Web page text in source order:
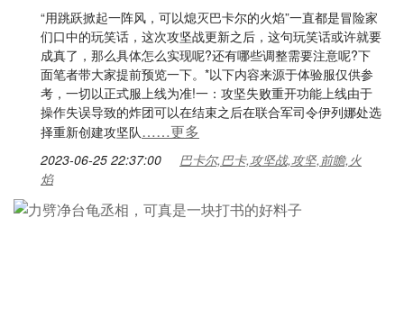
“用跳跃掀起一阵风，可以熄灭巴卡尔的火焰”一直都是冒险家
们口中的玩笑话，这次攻坚战更新之后，这句玩笑话或许就要
成真了，那么具体怎么实现呢?还有哪些调整需要注意呢?下
面笔者带大家提前预览一下。*以下内容来源于体验服仅供参
考，一切以正式服上线为准!一：攻坚失败重开功能上线由于
操作失误导致的炸团可以在结束之后在联合军司令伊列娜处选
择重新创建攻坚队……更多
2023-06-25 22:37:00
巴卡尔,巴卡,攻坚战,攻坚,前瞻,火
焰